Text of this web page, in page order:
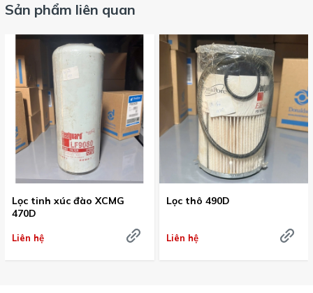
Sản phẩm liên quan
Lọc tinh xúc đào XCMG
470D
Liên hệ
Lọc thô 490D
Liên hệ